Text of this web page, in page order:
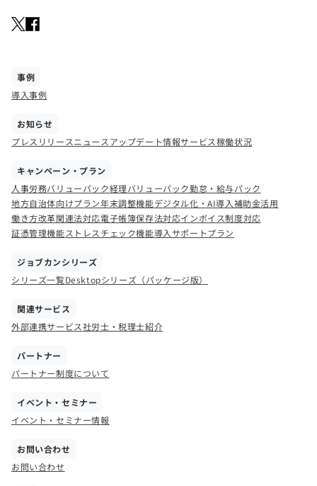
事例
導入事例
お知らせ
プレスリリースニュース アップデート情報サービス稼働状況
キャンペーン・プラン
人事労務バリューパック経理バリューパック勤怠・給与パック
地方自治体向けプラン年末調整機能デジタル化・AI導入補助金活用
働き方改革関連法対応電子帳簿保存法対応インボイス制度対応
証憑管理機能ストレスチェック機能導入サポートプラン
ジョブカンシリーズ
シリーズ一覧Desktopシリーズ（パッケージ版）
関連サービス
外部連携サービス社労士・税理士紹介
パートナー
パートナー制度について
イベント・セミナー
イベント・セミナー情報
お問い合わせ
お問い合わせ